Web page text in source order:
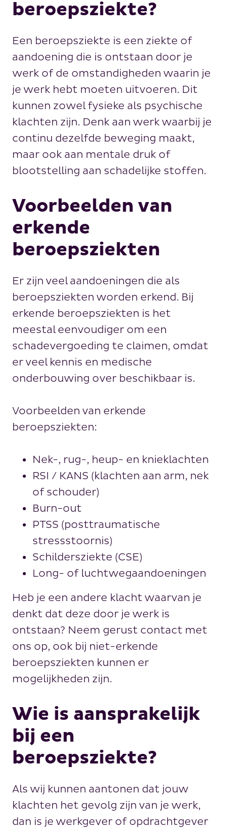
beroepsziekte?
Een beroepsziekte is een ziekte of
aandoening die is ontstaan door je
werk of de omstandigheden waarin je
je werk hebt moeten uitvoeren. Dit
kunnen zowel fysieke als psychische
klachten zijn. Denk aan werk waarbij je
continu dezelfde beweging maakt,
maar ook aan mentale druk of
blootstelling aan schadelijke stoffen.
Voorbeelden van
erkende
beroepsziekten
Er zijn veel aandoeningen die als
beroepsziekten worden erkend. Bij
erkende beroepsziekten is het
meestal eenvoudiger om een
schadevergoeding te claimen, omdat
er veel kennis en medische
onderbouwing over beschikbaar is.
Voorbeelden van erkende
beroepsziekten:
Nek-, rug-, heup- en knieklachten
RSI / KANS (klachten aan arm, nek
of schouder)
Burn-out
PTSS (posttraumatische
stressstoornis)
Schildersziekte (CSE)
Long- of luchtwegaandoeningen
Heb je een andere klacht waarvan je
denkt dat deze door je werk is
ontstaan? Neem gerust contact met
ons op, ook bij niet-erkende
beroepsziekten kunnen er
mogelijkheden zijn.
Wie is aansprakelijk
bij een
beroepsziekte?
Als wij kunnen aantonen dat jouw
klachten het gevolg zijn van je werk,
dan is je werkgever of opdrachtgever